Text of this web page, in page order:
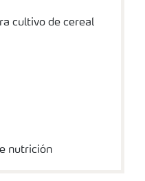
nutrición